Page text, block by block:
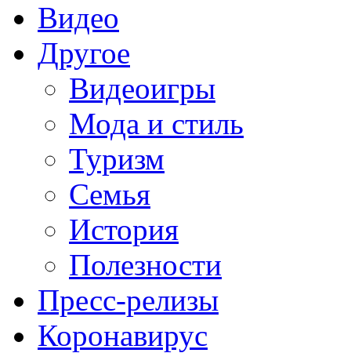
Видео
Другое
Видеоигры
Мода и стиль
Туризм
Семья
История
Полезности
Пресс-релизы
Коронавирус